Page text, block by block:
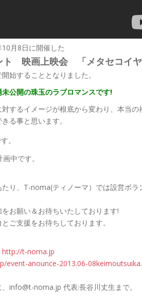
月8日に開催した
映画上映会 「メタセコイヤ
始することとなりました。
公開の珠玉のラブロマンスです!
するイメージが根底から変わり、本当
る事と思います。
。
中です。
り、T-noma(ティノーマ）では設営ボ
お願い＆お待ちいたしております!
ご支援をお待ちしております。
http://t-noma.jp
event-anounce-2013.06-08keimouts
info@t-noma.jp 代表:長谷川丈生まで。